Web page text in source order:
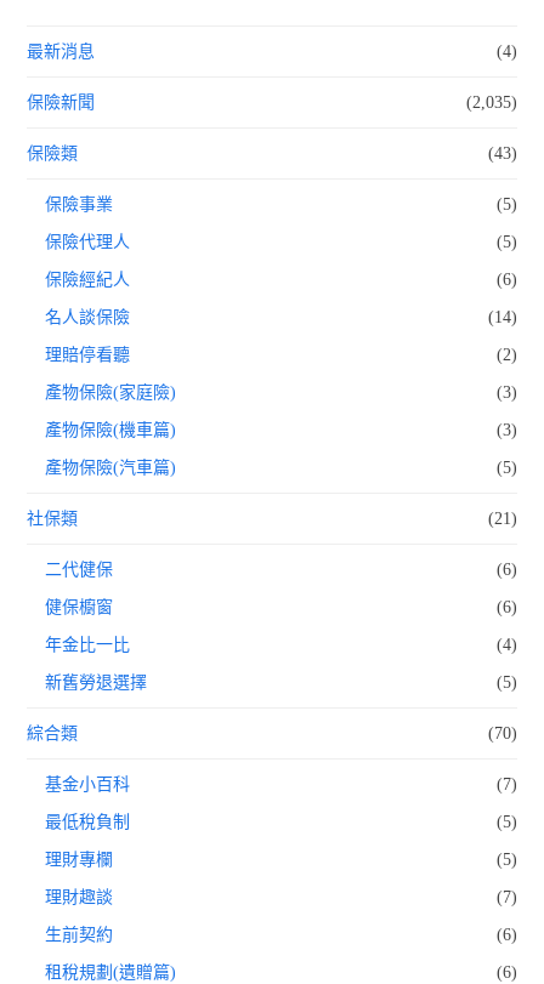
最新消息 (4)
保險新聞 (2,035)
保險類 (43)
保險事業 (5)
保險代理人 (5)
保險經紀人 (6)
名人談保險 (14)
理賠停看聽 (2)
產物保險(家庭險) (3)
產物保險(機車篇) (3)
產物保險(汽車篇) (5)
社保類 (21)
二代健保 (6)
健保櫥窗 (6)
年金比一比 (4)
新舊勞退選擇 (5)
綜合類 (70)
基金小百科 (7)
最低稅負制 (5)
理財專欄 (5)
理財趣談 (7)
生前契約 (6)
租稅規劃(遺贈篇) (6)